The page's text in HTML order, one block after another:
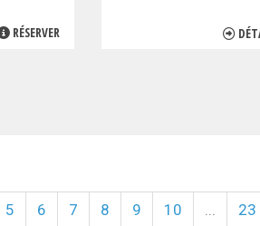
RÉSERVER
5 6 7 8 9 10 23